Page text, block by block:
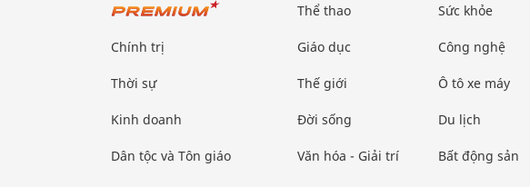
Chính trị
Thời sự
Kinh doanh
Dân tộc và Tôn giáo
Thể thao
Giáo dục
Thế giới
Đời sống
Văn hóa - Giải trí
Sức khỏe
Công nghệ
Ô tô xe máy
Du lịch
Bất động sản